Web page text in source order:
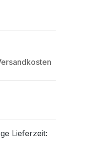
Lieferzeit: